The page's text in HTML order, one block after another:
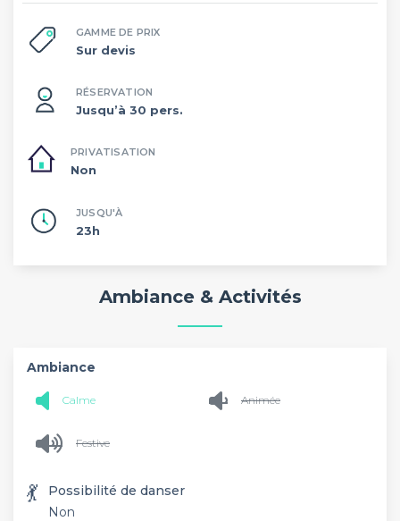
GAMME DE PRIX
Sur devis
RÉSERVATION
Jusqu’à 30 pers.
PRIVATISATION
Non
JUSQU'À
23h
Ambiance & Activités
Ambiance
Calme Animée
Festive
💃
Possibilité de danser
Non